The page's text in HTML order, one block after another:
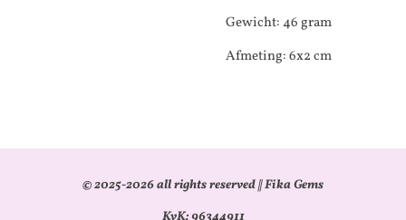
Gewicht: 46 gram
Afmeting: 6x2 cm
© 2025-2026 all rights reserved || Fika Gems
KvK: 96344911